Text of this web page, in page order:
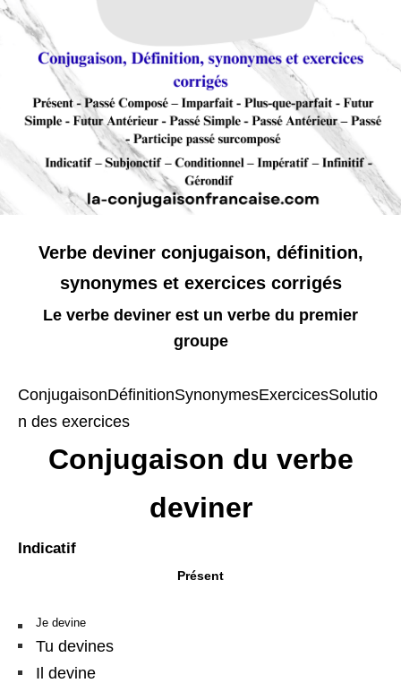
Verbe deviner conjugaison, définition,
synonymes et exercices corrigés
Le verbe deviner est un verbe du premier
groupe
ConjugaisonDéfinitionSynonymesExercicesSolutio
n des exercices
Conjugaison du verbe
deviner
Indicatif
Présent
Je devine
Tu devines
Il devine